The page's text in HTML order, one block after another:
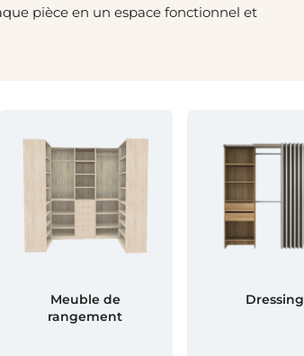
pièce en un espace fonctionnel et
Meuble de
rangement
Dressing